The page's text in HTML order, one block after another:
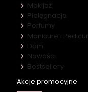
Makijaż
Pielęgnacja
Perfumy
Manicure i
Dom
Nowości
Bestsellery
Akcje promocyjne